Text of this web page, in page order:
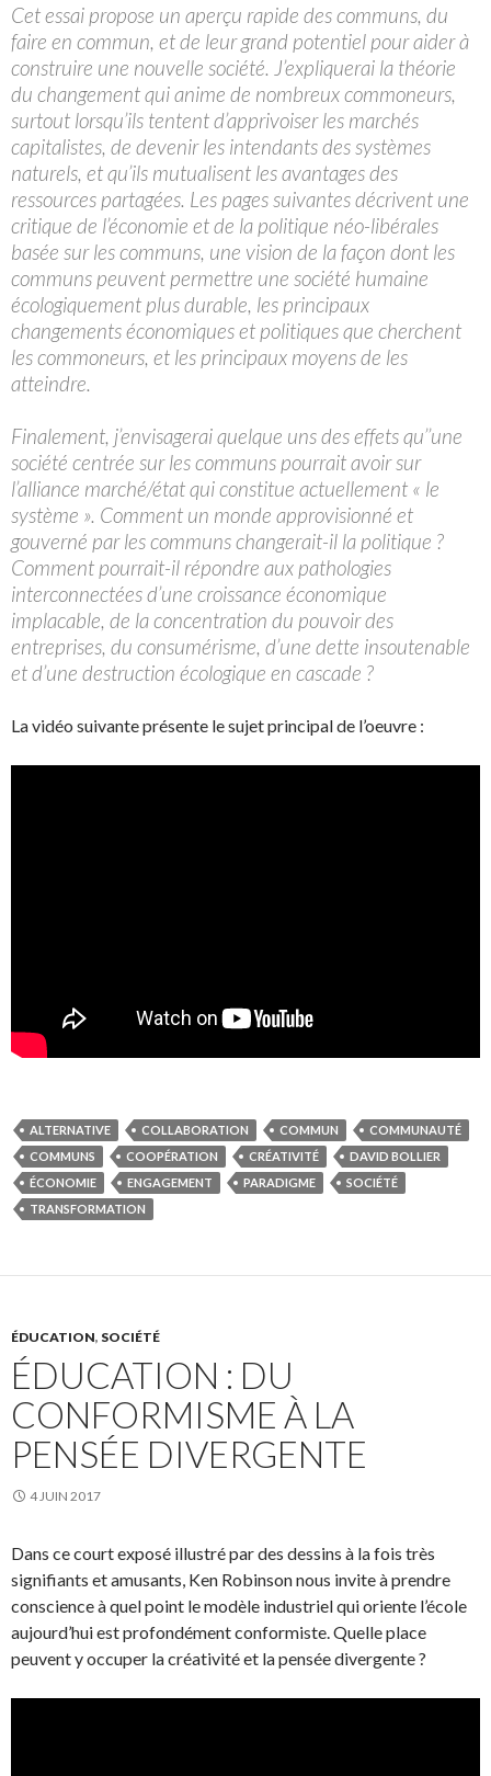
Cet essai propose un aperçu rapide des communs, du
faire en commun, et de leur grand potentiel pour aider à
construire une nouvelle société. J’expliquerai la théorie
du changement qui anime de nombreux commoneurs,
surtout lorsqu’ils tentent d’apprivoiser les marchés
capitalistes, de devenir les intendants des systèmes
naturels, et qu’ils mutualisent les avantages des
ressources partagées. Les pages suivantes décrivent une
critique de l’économie et de la politique néo-libérales
basée sur les communs, une vision de la façon dont les
communs peuvent permettre une société humaine
écologiquement plus durable, les principaux
changements économiques et politiques que cherchent
les commoneurs, et les principaux moyens de les
atteindre.
Finalement, j’envisagerai quelque uns des effets qu’’une
société centrée sur les communs pourrait avoir sur
l’alliance marché/état qui constitue actuellement « le
système ». Comment un monde approvisionné et
gouverné par les communs changerait-il la politique ?
Comment pourrait-il répondre aux pathologies
interconnectées d’une croissance économique
implacable, de la concentration du pouvoir des
entreprises, du consumérisme, d’une dette insoutenable
et d’une destruction écologique en cascade ?
La vidéo suivante présente le sujet principal de l’oeuvre :
ALTERNATIVE COLLABORATION COMMUN
COMMUNAUTÉ
COMMUNS
COOPÉRATION CRÉATIVITÉ
DAVID BOLLIER
ÉCONOMIE
ENGAGEMENT PARADIGME
SOCIÉTÉ
TRANSFORMATION
ÉDUCATION, SOCIÉTÉ
ÉDUCATION : DU
CONFORMISME À LA
PENSÉE DIVERGENTE
4 JUIN 2017
Dans ce court exposé illustré par des dessins à la fois très
signifiants et amusants, Ken Robinson nous invite à prendre
conscience à quel point le modèle industriel qui oriente l’école
aujourd’hui est profondément conformiste. Quelle place
peuvent y occuper la créativité et la pensée divergente ?